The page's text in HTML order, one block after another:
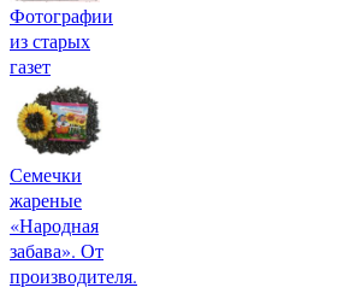
Фотографии
из старых
газет
Семечки
жареные
«Народная
забава». От
производителя.